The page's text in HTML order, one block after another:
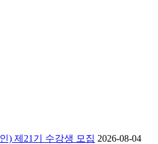
) 제21기 수강생 모집 2026-08-04